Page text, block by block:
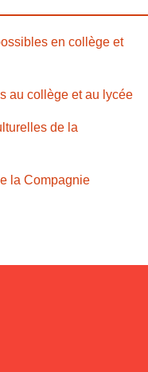
en collège et
au collège et au lycée
de la
la Compagnie